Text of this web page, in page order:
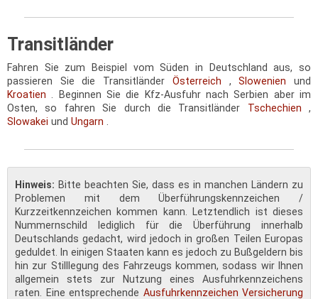
Transitländer
Fahren Sie zum Beispiel vom Süden in Deutschland aus, so
passieren Sie die Transitländer Österreich ,Slowenienund
Kroatien
. Beginnen Sie die Kfz-Ausfuhr nach Serbien aber im
Osten, so fahren Sie durch die Transitländer Tschechien ,
Slowakei und Ungarn
Hinweis: Bitte beachten Sie, dass es in manchen Ländern zu
Problemen mit dem Überführungskennzeichen /
Kurzzeitkennzeichen kommen kann. Letztendlich ist dieses
Nummernschild lediglich für die Überführung innerhalb
Deutschlands gedacht, wird jedoch in großen Teilen Europas
geduldet. In einigen Staaten kann es jedoch zu Bußgeldern bis
hin zur Stilllegung des Fahrzeugs kommen, sodass wir Ihnen
allgemein stets zur Nutzung eines Ausfuhrkennzeichens
raten. Eine entsprechende Ausfuhrkennzeichen Versicherung